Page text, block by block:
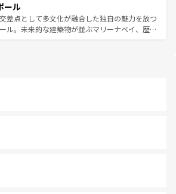
しい。
候は一年中温暖で、どの季節にも異なる楽しみ
る。親しみやすいタイの人々、仏教を中心とし
して多様な観光資源が、訪れる旅人を魅了し続
訪れても感動するはず。観光スポットが密集し
率よく見どころを回れるのも魅力。息をのむよ
ら文化的な体験まで、香港を存分に楽しみ尽く
ール
差点として多文化が融合した独自の魅力を放つ
ル。未来的な建築物が並ぶマリーナベイ、歴史
ーズは地元の風情を楽しめる外せないスポット